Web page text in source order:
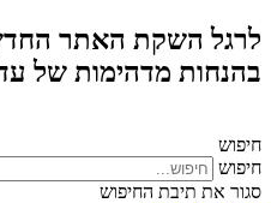
לרגל השקת האתר
בהנחות מדהימות של עד 50%
חיפוש
חיפוש
סגור את תיבת החיפוש